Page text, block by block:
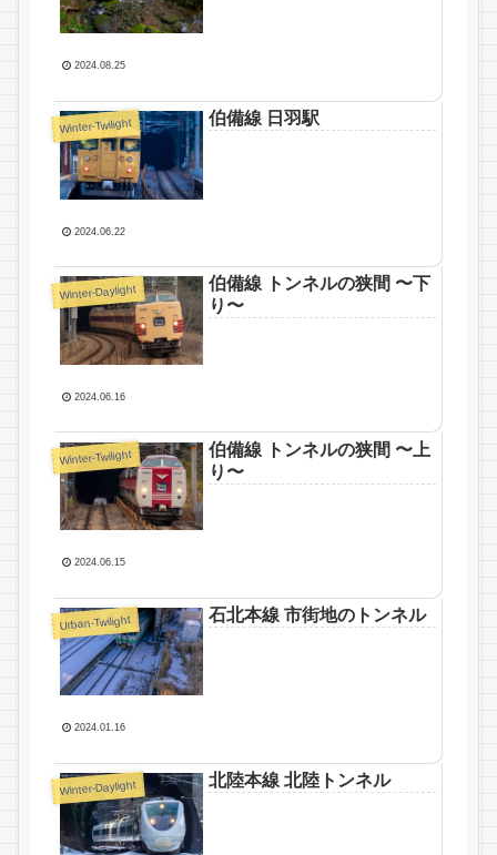
2024.08.25
Winter-Twilight 伯備線 日羽駅
2024.06.22
Winter-Daylight
伯備線 トンネルの狭間 〜下
り〜
2024.06.16
Winter-Twilight
伯備線 トンネルの狭間 〜上
り〜
2024.06.15
Urban-Twilight 石北本線 市街地のトンネル
2024.01.16
Winter-Daylight 北陸本線 北陸トンネル